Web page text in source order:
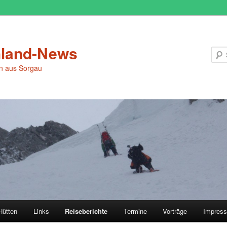
News
aus Sorgau
Links Reiseberichte Termine Vorträge